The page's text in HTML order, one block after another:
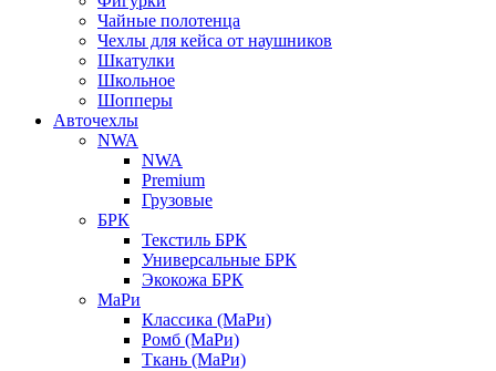
Чайные полотенца
Чехлы для кейса от наушников
Шкатулки
Школьное
Шопперы
Авточехлы
NWA
NWA
Premium
Грузовые
БРК
Текстиль БРК
Универсальные БРК
Экокожа БРК
МаРи
Классика (МаРи)
Ромб (МаРи)
Ткань (МаРи)